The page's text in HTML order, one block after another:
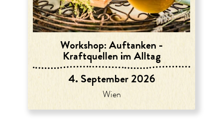
Workshop: Auftanken -
Kraftquellen im Alltag
4. September 2026
Wien